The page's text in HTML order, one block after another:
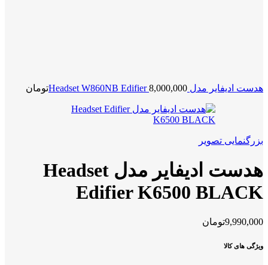
هدست ادیفایر مدل Headset W860NB Edifier 8,000,000 تومان
بزرگنمایی تصویر
هدست ادیفایر مدل Headset
Edifier K6500 BLACK
9,990,000تومان
ویژگی های کالا